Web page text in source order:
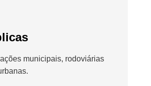
municipais, rodoviárias